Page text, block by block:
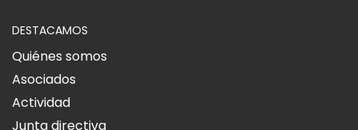
DESTACAMOS
Quiénes somos
Asociados
Actividad
Junta directiva